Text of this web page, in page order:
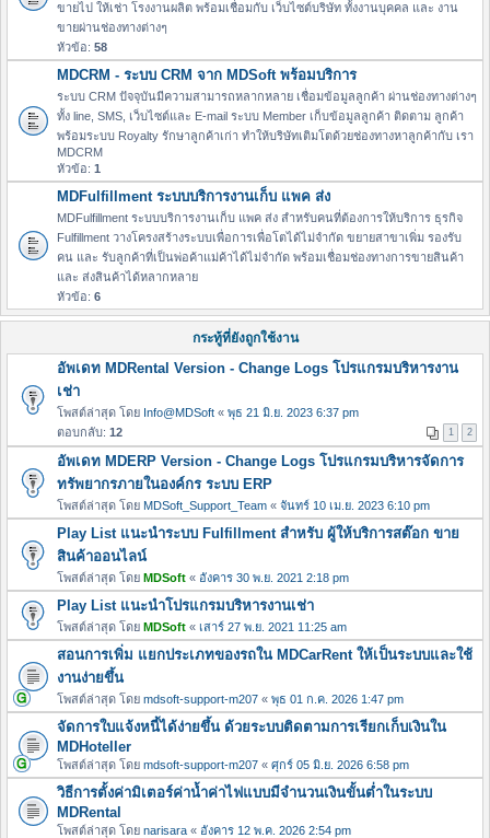
ขายไป ให้เช่า โรงงานผลิต พร้อมเชื่อมกับ เว็บไซต์บริษัท ทั้งงานบุคคล และ งาน
ขายผ่านช่องทางต่างๆ
หัวข้อ: 58
MDCRM - ระบบ CRM จาก MDSoft พร้อมบริการ
ระบบ CRM ปัจจุบันมีความสามารถหลากหลาย เชื่อมข้อมูลลูกค้า ผ่านช่องทางต่างๆ
ทั้ง line, SMS, เว็บไซต์และ E-mail ระบบ Member เก็บข้อมูลลูกค้า ติดตาม ลูกค้า
พร้อมระบบ Royalty รักษาลูกค้าเก่า ทำให้บริษัทเติมโตด้วยช่องทางหาลูกค้ากับ เรา
MDCRM
หัวข้อ: 1
MDFulfillment ระบบบริการงานเก็บ แพค ส่ง
MDFulfillment ระบบบริการงานเก็บ แพค ส่ง สำหรับคนที่ต้องการให้บริการ ธุรกิจ
Fulfillment วางโครงสร้างระบบเพื่อการเพื่อโตได้ไม่จำกัด ขยายสาขาเพิ่ม รองรับ
คน และ รับลูกค้าที่เป็นพ่อค้าแม่ค้าได้ไม่จำกัด พร้อมเชื่อมช่องทางการขายสินค้า
และ ส่งสินค้าได้หลากหลาย
หัวข้อ: 6
กระทู้ที่ยังถูกใช้งาน
อัพเดท MDRental Version - Change Logs โปรแกรมบริหารงาน
เช่า
โพสต์ล่าสุด โดย Info@MDSoft « พุธ 21 มิ.ย. 2023 6:37 pm
ตอบกลับ: 12 1 2
อัพเดท MDERP Version - Change Logs โปรแกรมบริหารจัดการ
ทรัพยากรภายในองค์กร ระบบ ERP
โพสต์ล่าสุด โดย MDSoft_Support_Team « จันทร์ 10 เม.ย. 2023 6:10 pm
Play List แนะนำระบบ Fulfillment สำหรับ ผู้ให้บริการสต๊อก ขาย
สินค้าออนไลน์
โพสต์ล่าสุด โดย MDSoft « อังคาร 30 พ.ย. 2021 2:18 pm
Play List แนะนำโปรแกรมบริหารงานเช่า
โพสต์ล่าสุด โดย MDSoft « เสาร์ 27 พ.ย. 2021 11:25 am
สอนการเพิ่ม แยกประเภทของรถใน MDCarRent ให้เป็นระบบและใช้
งานง่ายขึ้น
โพสต์ล่าสุด โดย mdsoft-support-m207 « พุธ 01 ก.ค. 2026 1:47 pm
จัดการใบแจ้งหนี้ได้ง่ายขึ้น ด้วยระบบติดตามการเรียกเก็บเงินใน
MDHoteller
โพสต์ล่าสุด โดย mdsoft-support-m207 « ศุกร์ 05 มิ.ย. 2026 6:58 pm
วิธีการตั้งค่ามิเตอร์ค่าน้ำค่าไฟแบบมีจำนวนเงินขั้นต่ำในระบบ
MDRental
โพสต์ล่าสุด โดย narisara « อังคาร 12 พ.ค. 2026 2:54 pm